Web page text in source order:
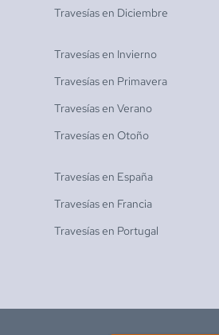
Travesías en Diciembre
Travesías en Invierno
Travesías en Primavera
Travesías en Verano
Travesías en Otoño
Travesías en España
Travesías en Francia
Travesías en Portugal